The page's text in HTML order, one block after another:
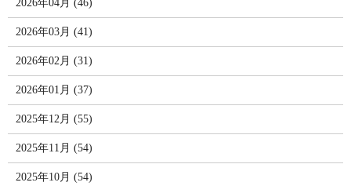
2026年04月 (46)
2026年03月 (41)
2026年02月 (31)
2026年01月 (37)
2025年12月 (55)
2025年11月 (54)
2025年10月 (54)